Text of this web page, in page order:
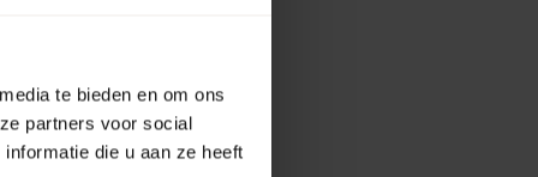
te bieden en om ons
partners voor social
die u aan ze heeft